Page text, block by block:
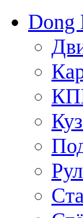
Dong